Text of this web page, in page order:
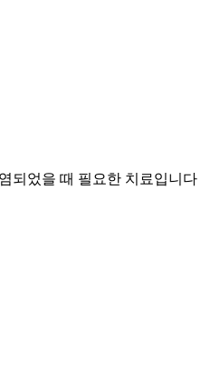
되었을 때 필요한 치료입니다